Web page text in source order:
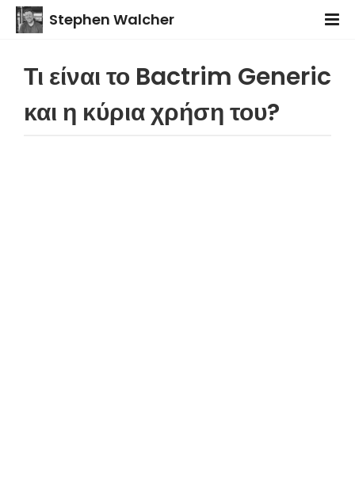
Stephen Walcher
Τι είναι το Bactrim Generic
και η κύρια χρήση του?